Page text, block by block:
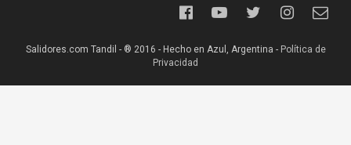
Salidores.com Tandil - ® 2016 - Hecho en Azul, Argentina - Política de
Privacidad